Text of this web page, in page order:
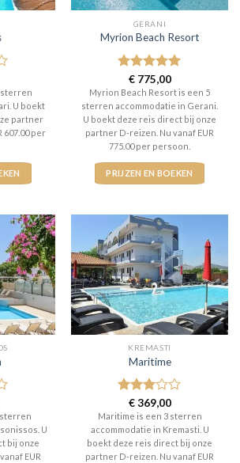
sterren
U boekt
partner
607.00 per
GERANI
Myrion Beach Resort
Gewaardeerd
5uit 5
€775,00
Myrion Beach Resort is een 5
sterren accommodatie in Gerani.
U boekt deze reis direct bij onze
partner D-reizen. Nu vanaf EUR
775.00 per persoon.
PRIJZEN EN BOEKEN
sterren
U
bij onze
EUR
KREMASTI
Maritime
Gewaardeerd
3uit 5
€369,00
Maritime is een 3 sterren
accommodatie in Kremasti. U
boekt deze reis direct bij onze
partner D-reizen. Nu vanaf EUR